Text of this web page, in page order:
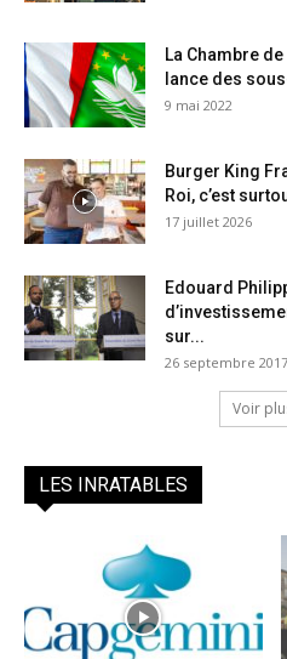
La Chambre
lance des
9 mai 2022
Burger King
Roi, c’est
17 juillet 2026
Edouard
sur...
26 septembre 2017
Voir
LES INRATABLES